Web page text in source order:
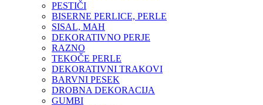
PESTIČI
BISERNE PERLICE, PERLE
SISAL, MAH
DEKORATIVNO PERJE
RAZNO
TEKOČE PERLE
DEKORATIVNI TRAKOVI
BARVNI PESEK
DROBNA DEKORACIJA
GUMBI